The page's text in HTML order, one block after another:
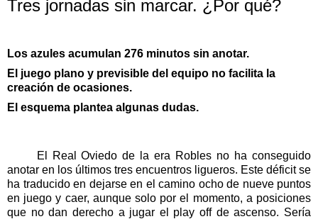
Tres jornadas sin marcar. ¿Por qué?
Los azules acumulan 276 minutos sin anotar.
El juego plano y previsible del equipo no facilita la
creación de ocasiones.
El esquema plantea algunas dudas.
El Real Oviedo de la era Robles no ha conseguido
anotar en los últimos tres encuentros ligueros. Este déficit se
ha traducido en dejarse en el camino ocho de nueve puntos
en juego y caer, aunque solo por el momento, a posiciones
que no dan derecho a jugar el play off de ascenso. Sería